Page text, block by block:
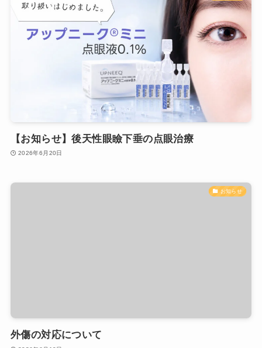
【お知らせ】後天性眼瞼下垂の点眼治療
2026年6月20日
お知らせ
外傷の対応について